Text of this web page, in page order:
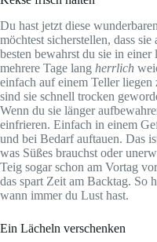
Du hast jetzt diese wunderbaren
möchtest sicherstellen, dass
besten bewahrst du sie in
mehrere Tage lang herrlich
einfach auf einem Teller liegen
sind sie schnell trocken
Wenn du sie länger
einfrieren. Einfach in einem
und bei Bedarf auftauen. Das
was Süßes brauchst oder
Teig sogar schon am Vortag
das spart Zeit am Backtag. So
wann immer du Lust hast.
Ein Lächeln verschenken